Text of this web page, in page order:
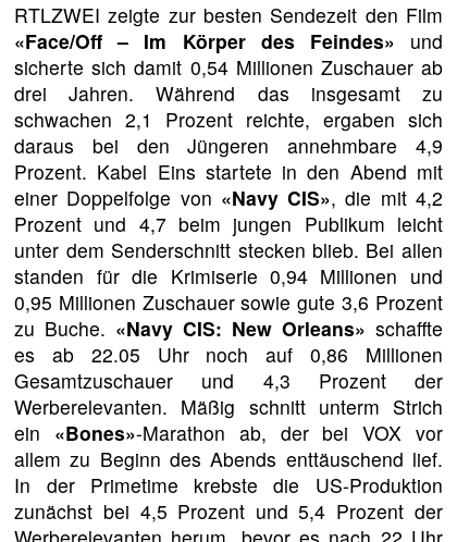
RTLZWEI zeigte zur besten Sendezeit den Film
«Face/Off – Im Körper des Feindes» und
sicherte sich damit 0,54 Millionen Zuschauer ab
drei Jahren. Während das insgesamt zu
schwachen 2,1 Prozent reichte, ergaben sich
daraus bei den Jüngeren annehmbare 4,9
Prozent. Kabel Eins startete in den Abend mit
einer Doppelfolge von «Navy CIS», die mit 4,2
Prozent und 4,7 beim jungen Publikum leicht
unter dem Senderschnitt stecken blieb. Bei allen
standen für die Krimiserie 0,94 Millionen und
0,95 Millionen Zuschauer sowie gute 3,6 Prozent
zu Buche. «Navy CIS: New Orleans» schaffte
es ab 22.05 Uhr noch auf 0,86 Millionen
Gesamtzuschauer und 4,3 Prozent der
Werberelevanten. Mäßig schnitt unterm Strich
ein «Bones»-Marathon ab, der bei VOX vor
allem zu Beginn des Abends enttäuschend lief.
In der Primetime krebste die US-Produktion
zunächst bei 4,5 Prozent und 5,4 Prozent der